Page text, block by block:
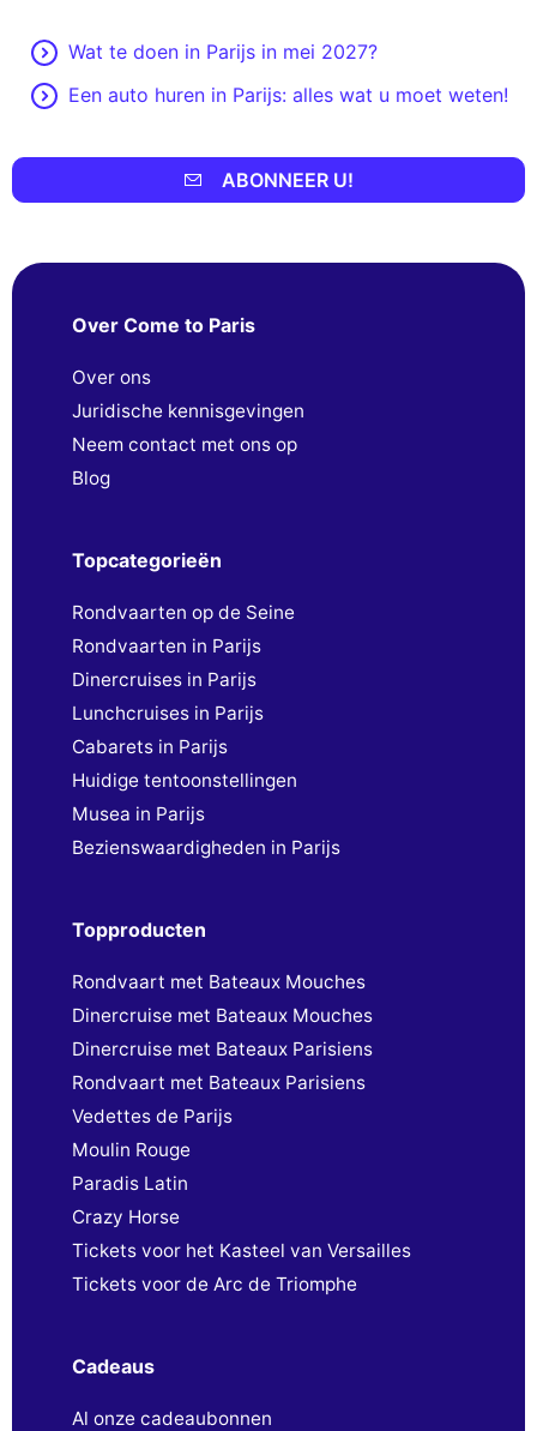
Wat te doen in Parijs in mei 2027?
Een auto huren in Parijs: alles wat u moet weten!
ABONNEER U!
Over Come to Paris
Over ons
Juridische kennisgevingen
Neem contact met ons op
Blog
Topcategorieën
Rondvaarten op de Seine
Rondvaarten in Parijs
Dinercruises in Parijs
Lunchcruises in Parijs
Cabarets in Parijs
Huidige tentoonstellingen
Musea in Parijs
Bezienswaardigheden in Parijs
Topproducten
Rondvaart met Bateaux Mouches
Dinercruise met Bateaux Mouches
Dinercruise met Bateaux Parisiens
Rondvaart met Bateaux Parisiens
Vedettes de Parijs
Moulin Rouge
Paradis Latin
Crazy Horse
Tickets voor het Kasteel van Versailles
Tickets voor de Arc de Triomphe
Cadeaus
Al onze cadeaubonnen